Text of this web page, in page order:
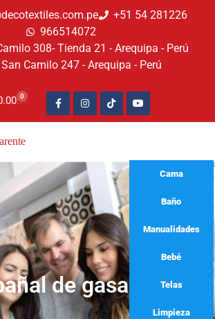
+51 54 281226
966514072
308- Tienda 21 - Arequipa - Perú
Camilo 247 - Arequipa - Perú​
0
Cama
Baño
Manualidades
Bebé
Telas
Limpieza
de gasa